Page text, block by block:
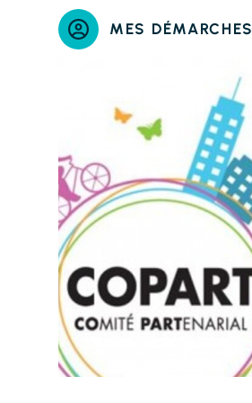
Panneau de gestion des cookies
MES DÉMARCHES